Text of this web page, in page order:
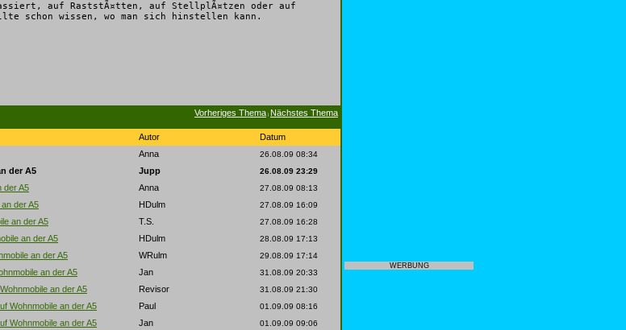
auf RaststÃ¤tten, auf StellplÃ¤tzen oder auf
schon wissen, wo man sich hinstellen kann.
Vorheriges Thema | Nächstes Thema
Autor
Datum
Anna 26.08.09 08:34
der A5 Jupp 26.08.09 23:29
der A5 Anna 27.08.09 08:13
der A5 HDulm 27.08.09 16:09
an der A5 T.S. 27.08.09 16:28
an der A5 HDulm 28.08.09 17:13
an der A5 WRulm 29.08.09 17:14
an der A5 Jan 31.08.09 20:33
an der A5 Revisor 31.08.09 21:30
Wohnmobile an der A5 Paul 01.09.09 08:16
Wohnmobile an der A5 Jan 01.09.09 09:06
WERBUNG